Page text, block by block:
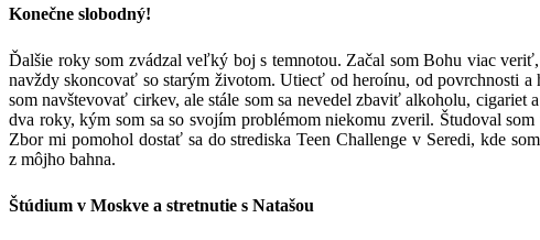
Konečne slobodný!
Ďalšie roky som zvádzal veľký boj s temnotou. Začal som Bohu viac
navždy skoncovať so starým životom. Utiecť od heroínu, od povrchnosti
som navštevovať cirkev, ale stále som sa nevedel zbaviť alkoholu,
dva roky, kým som sa so svojím problémom niekomu zveril. Študoval
Zbor mi pomohol dostať sa do strediska Teen Challenge v Seredi, kde
z môjho bahna.
Štúdium v Moskve a stretnutie s Natašou